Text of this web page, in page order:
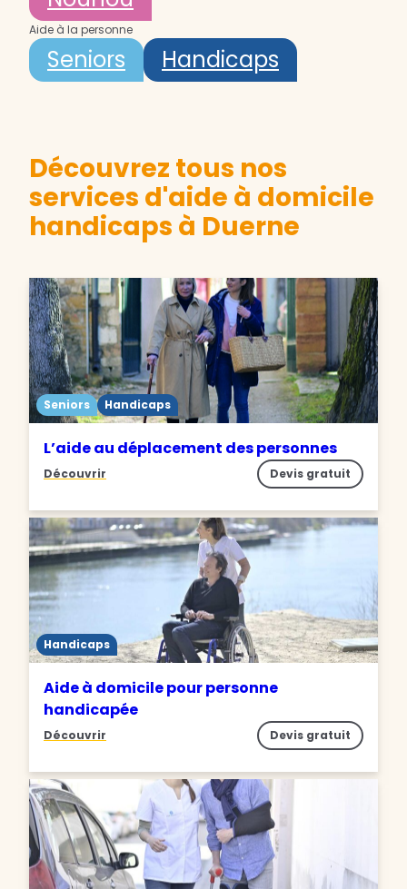
Aide à la personne
Seniors Handicaps
Découvrez tous nos
services d'aide à domicile
handicaps à Duerne
Seniors Handicaps
L’aide au déplacement des personnes
Découvrir Devis gratuit
Handicaps
Aide à domicile pour personne
handicapée
Découvrir Devis gratuit